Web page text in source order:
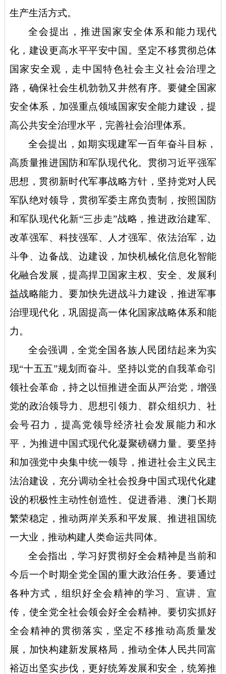
生产生活方式。
全会提出，推进国家安全体系和能力现代
化，建设更高水平平安中国。坚定不移贯彻总体
国家安全观，走中国特色社会主义社会治理之
路，确保社会生机勃勃又井然有序。要健全国家
安全体系，加强重点领域国家安全能力建设，提
高公共安全治理水平，完善社会治理体系。
全会提出，如期实现建军一百年奋斗目标，
高质量推进国防和军队现代化。贯彻习近平强军
思想，贯彻新时代军事战略方针，坚持党对人民
军队绝对领导，贯彻军委主席负责制，按照国防
和军队现代化新“三步走”战略，推进政治建军、
改革强军、科技强军、人才强军、依法治军，边
斗争、边备战、边建设，加快机械化信息化智能
化融合发展，提高捍卫国家主权、安全、发展利
益战略能力。要加快先进战斗力建设，推进军事
治理现代化，巩固提高一体化国家战略体系和能
力。
全会强调，全党全国各族人民团结起来为实
现“十五五”规划而奋斗。坚持以党的自我革命引
领社会革命，持之以恒推进全面从严治党，增强
党的政治领导力、思想引领力、群众组织力、社
会号召力，提高党领导经济社会发展能力和水
平，为推进中国式现代化凝聚磅礴力量。要坚持
和加强党中央集中统一领导，推进社会主义民主
法治建设，充分调动全社会投身中国式现代化建
设的积极性主动性创造性。促进香港、澳门长期
繁荣稳定，推动两岸关系和平发展、推进祖国统
一大业，推动构建人类命运共同体。
全会指出，学习好贯彻好全会精神是当前和
今后一个时期全党全国的重大政治任务。要通过
各种方式，组织好全会精神的学习、宣讲、宣
传，使全党全社会领会好全会精神。要切实抓好
全会精神的贯彻落实，坚定不移推动高质量发
展，加快构建新发展格局，推动全体人民共同富
裕迈出坚实步伐，更好统筹发展和安全，统筹推